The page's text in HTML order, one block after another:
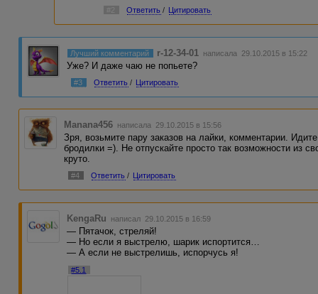
#2 Ответить / Цитировать
Лучший комментарий r-12-34-01 написала 29.10.2015 в 15:22
Уже? И даже чаю не попьете?
#3 Ответить / Цитировать
Manana456 написала 29.10.2015 в 15:56
Зря, возьмите пару заказов на лайки, комментарии.
бродилки =). Не отпускайте просто так возможности из
круто.
#4 Ответить / Цитировать
KengaRu написал 29.10.2015 в 16:59
— Пятачок, стреляй!
— Но если я выстрелю, шарик испортится…
— А если не выстрелишь, испорчусь я!
#5.1